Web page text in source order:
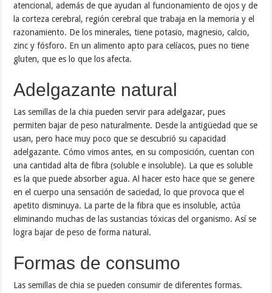
atencional, además de que ayudan al funcionamiento de ojos y de
la corteza cerebral, región cerebral que trabaja en la memoria y el
razonamiento. De los minerales, tiene potasio, magnesio, calcio,
zinc y fósforo. En un alimento apto para celíacos, pues no tiene
gluten, que es lo que los afecta.
Adelgazante natural
Las semillas de la chia pueden servir para adelgazar, pues
permiten bajar de peso naturalmente. Desde la antigüedad que se
usan, pero hace muy poco que se descubrió su capacidad
adelgazante. Cómo vimos antes, en su composición, cuentan con
una cantidad alta de fibra (soluble e insoluble). La que es soluble
es la que puede absorber agua. Al hacer esto hace que se genere
en el cuerpo una sensación de saciedad, lo que provoca que el
apetito disminuya. La parte de la fibra que es insoluble, actúa
eliminando muchas de las sustancias tóxicas del organismo. Así se
logra bajar de peso de forma natural.
Formas de consumo
Las semillas de chia se pueden consumir de diferentes formas.